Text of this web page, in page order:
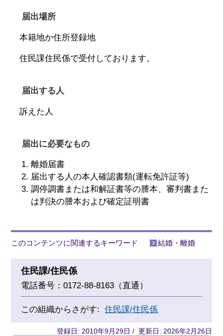
届出場所
本籍地か住所登録地
住民課住民係で受付しております。
届出する人
訴えた人
届出に必要なもの
離婚届書
届出する人の本人確認書類(運転免許証等)
調停調書または和解証書等の謄本、審判書また
は判決の謄本および確定証明書
このコンテンツに関連するキーワード 結婚・離婚
住民課/住民係
電話番号：0172-88-8163（直通）
この組織からさがす:住民課/住民係
登録日: 2010年9月29日 / 更新日: 2026年2月26日